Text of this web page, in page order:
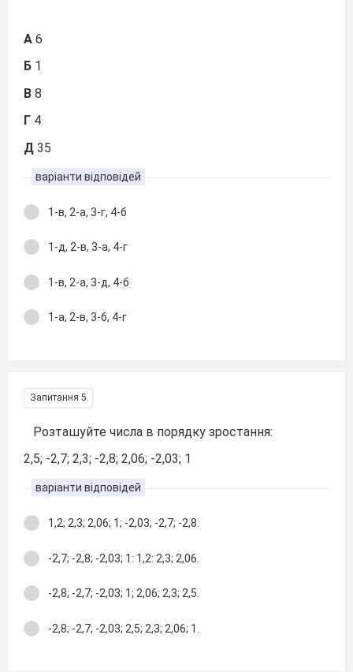
А 6
Б 1
В 8
Г 4
Д 35
варіанти відповідей
1-в, 2-а, 3-г, 4-б
1-д, 2-в, 3-а, 4-г
1-в, 2-а, 3-д, 4-б
1-а, 2-в, 3-б, 4-г
Запитання 5
Розташуйте числа в порядку зростання:
2,5; -2,7; 2,3; -2,8; 2,06; -2,03; 1
варіанти відповідей
1,2; 2,3; 2,06; 1; -2,03; -2,7; -2,8.
-2,7; -2,8; -2,03; 1: 1,2: 2,3; 2,06.
-2,8; -2,7; -2,03; 1; 2,06; 2,3; 2,5.
-2,8; -2,7; -2,03; 2,5; 2,3; 2,06; 1.